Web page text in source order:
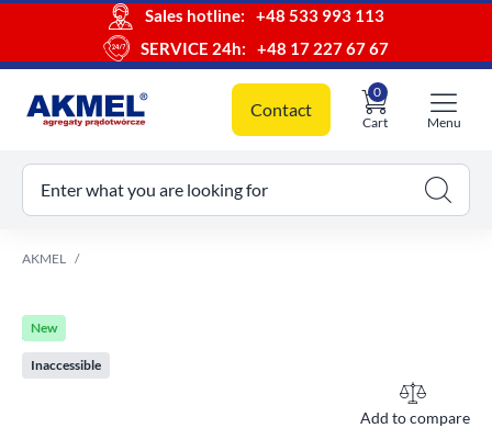
Sales hotline:
+48 533 993 113
SERVICE 24h:
+48 17 227 67 67
Contact
Cart
0
cart
Menu
Enter what you are looking for
AKMEL
New
Inaccessible
Add to compare